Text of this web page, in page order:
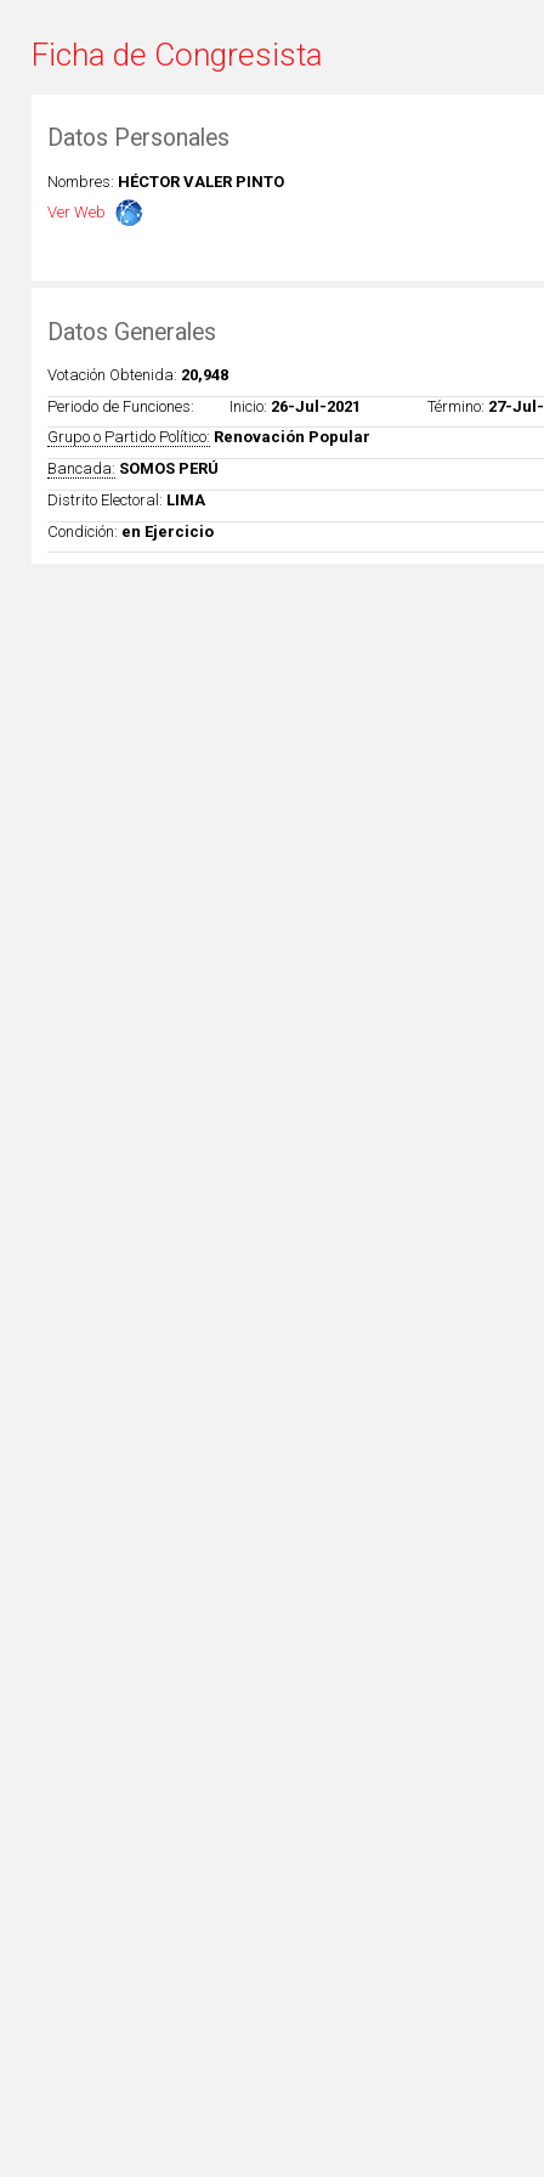
Ficha de Congresista
Datos Personales
Nombres: HÉCTOR VALER PINTO
Ver Web
Datos Generales
Votación Obtenida: 20,948
Periodo de Funciones:
Inicio: 26-Jul-2021 Término: 27-
Grupo o Partido Político: Renovación Popular
Bancada: SOMOS PERÚ
Distrito Electoral: LIMA
Condición: en Ejercicio